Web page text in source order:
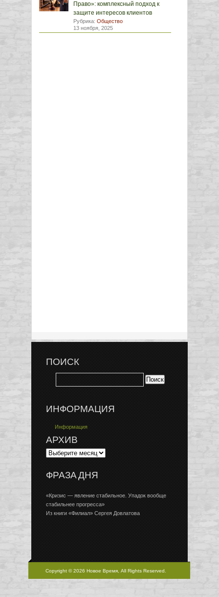
Право»: комплексный подход к
защите интересов клиентов
Рубрика: Общество
13 ноября, 2025
ПОИСК
ИНФОРМАЦИЯ
Информация
АРХИВ
ФРАЗА ДНЯ
«Кризис — явление стабильное. Упадок вообще
стабильнее прогресса»
Из книги «Филиал» Сергея Довлатова
Copyright © 2026 Новое Время, All Rights Reserved.